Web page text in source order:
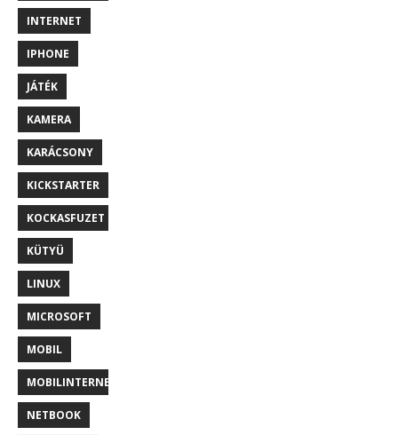
INTERNET
IPHONE
JÁTÉK
KAMERA
KARÁCSONY
KICKSTARTER
KOCKASFUZET
KÜTYÜ
LINUX
MICROSOFT
MOBIL
MOBILINTERNET
NETBOOK